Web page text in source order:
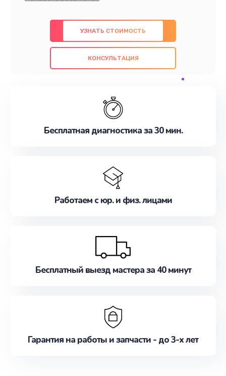
предлагаем быстрый и качественный ремонт с
использованием оригинальных компонентов, а
также гарантируем качество всех
проведенных работ. Наша цель - предоставить
наилучшим образом. Не медлите записаться на
УЗНАТЬ СТОИМОСТЬ
КОНСУЛЬТАЦИЯ
Бесплатная диагностика за 30 мин.
Работаем с юр. и физ. лицами
Бесплатный выезд мастера за 40 минут
Гарантия на работы и запчасти - до 3-х лет